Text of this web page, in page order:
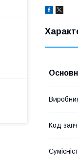
Код